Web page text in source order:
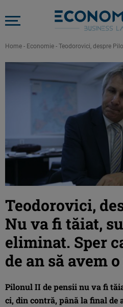
Home - Economie - Teodorovici, despre
Teodorovici,
Nu va fi tăiat,
eliminat. Sper
de an să avem
Pilonul II de pensii nu va fi
ci, din contră, până la final de